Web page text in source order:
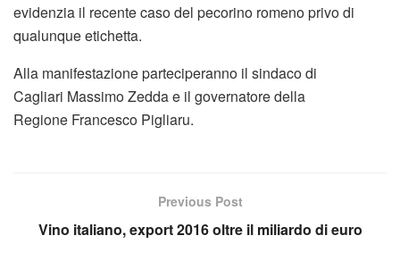
evidenzia il recente caso del pecorino romeno privo di
qualunque etichetta.
Alla manifestazione parteciperanno il sindaco di
Cagliari Massimo Zedda e il governatore della
Regione Francesco Pigliaru.
Previous Post
Vino italiano, export 2016 oltre il miliardo di euro